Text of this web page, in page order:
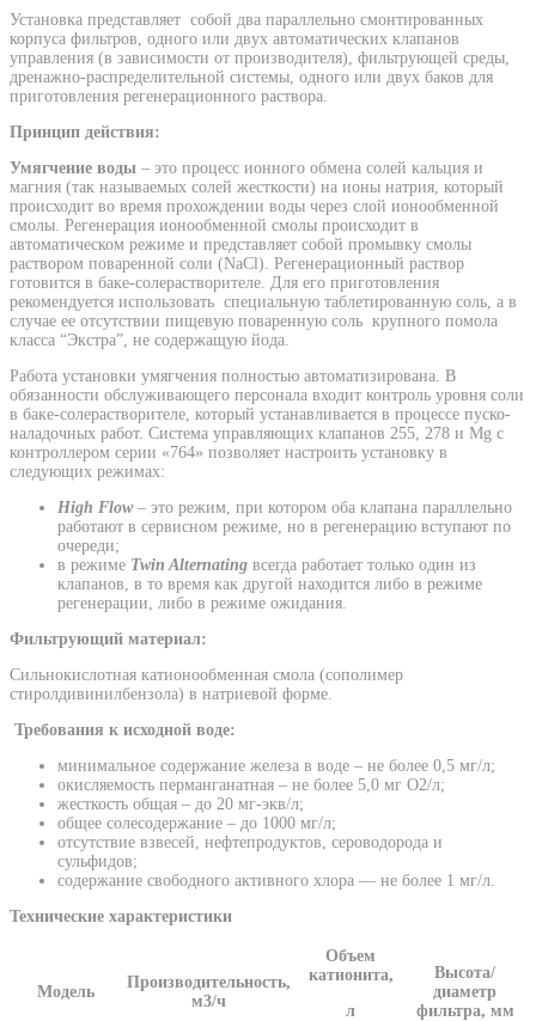
Установка представляет собой два параллельно смонтированных
корпуса фильтров, одного или двух автоматических клапанов
управления (в зависимости от производителя), фильтрующей среды,
дренажно-распределительной системы, одного или двух баков для
приготовления регенерационного раствора.
Принцип действия:
Умягчение воды – это процесс ионного обмена солей кальция и
магния (так называемых солей жесткости) на ионы натрия, который
происходит во время прохождении воды через слой ионообменной
смолы. Регенерация ионообменной смолы происходит в
автоматическом режиме и представляет собой промывку смолы
раствором поваренной соли (NaCl). Регенерационный раствор
готовится в баке-солерастворителе. Для его приготовления
рекомендуется использовать специальную таблетированную соль, а в
случае ее отсутствии пищевую поваренную соль крупного помола
класса “Экстра”, не содержащую йода.
Работа установки умягчения полностью автоматизирована. В
обязанности обслуживающего персонала входит контроль уровня соли
в баке-солерастворителе, который устанавливается в процессе пуско-
наладочных работ. Система управляющих клапанов 255, 278 и Mg с
контроллером серии «764» позволяет настроить установку в
следующих режимах:
High Flow– это режим, при котором оба клапана параллельно
работают в сервисном режиме, но в регенерацию вступают по
очереди;
в режиме Twin Alternating всегда работает только один из
клапанов, в то время как другой находится либо в режиме
регенерации, либо в режиме ожидания.
Фильтрующий материал:
Cильнокислотная катионообменная смола (сополимер
стиролдивинилбензола) в натриевой форме.
Требования к исходной воде:
минимальное содержание железа в воде – не более 0,5 мг/л;
окисляемость перманганатная – не более 5,0 мг О2/л;
жесткость общая – до 20 мг-экв/л;
общее солесодержание – до 1000 мг/л;
отсутствие взвесей, нефтепродуктов, сероводорода и
сульфидов;
содержание свободного активного хлора — не более 1 мг/л.
Технические характеристики
Модель
Производительность,
м3/ч
Объем
катионита,
л
Высота/
диаметр
фильтра, мм